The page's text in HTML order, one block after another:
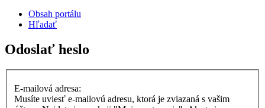
Obsah portálu
Hľadať
Odoslať heslo
E-mailová adresa:
Musíte uviesť e-mailovú adresu, ktorá je zviazaná s vašim